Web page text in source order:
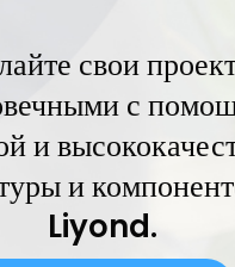
свои
с
и
и
Liyond.